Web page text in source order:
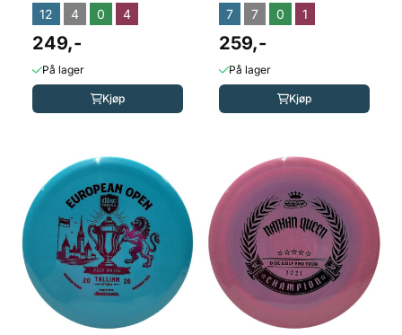
Gavin Babcock)
12 4 0 4
249,-
På lager
Kjøp
7 7 0 1
259,-
På lager
Kjøp